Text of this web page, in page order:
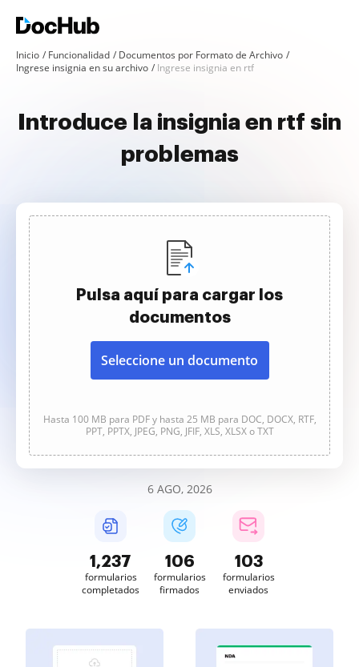
Inicio Funcionalidad
Documentos por Formato de Archivo
Ingrese insignia en su archivo
Ingrese insignia en rtf
Introduce la insignia en rtf sin
problemas
Pulsa aquí para cargar los
documentos
Seleccione un documento
Hasta 100 MB para PDF y hasta 25 MB para DOC, DOCX, RTF,
PPT, PPTX, JPEG, PNG, JFIF, XLS, XLSX o TXT
6 AGO, 2026
1,238
formularios
completados
106
formularios
firmados
103
formularios
enviados